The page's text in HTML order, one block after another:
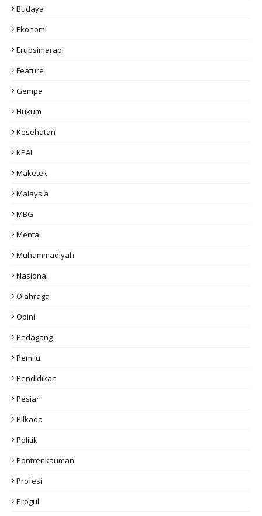
Budaya
Ekonomi
Erupsimarapi
Feature
Gempa
Hukum
Kesehatan
KPAI
Maketek
Malaysia
MBG
Mental
Muhammadiyah
Nasional
Olahraga
Opini
Pedagang
Pemilu
Pendidikan
Pesiar
Pilkada
Politik
Pontrenkauman
Profesi
Progul